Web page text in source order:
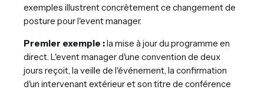
exemples illustrent concrètement ce changement de
posture pour l'event manager.
Premier exemple :la mise à jour du programme en
direct. L'event manager d'une convention de deux
jours reçoit, la veille de l'événement, la confirmation
d'un intervenant extérieur et son titre de conférence